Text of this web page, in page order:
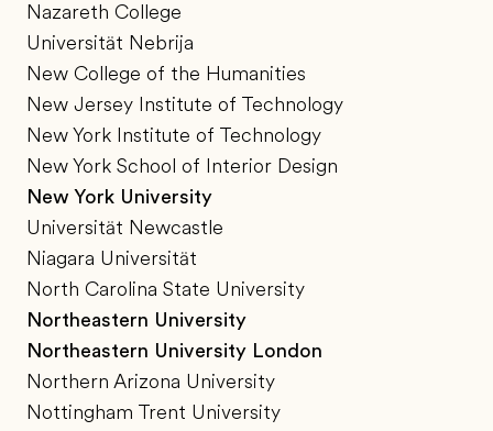
Nazareth College
Universität Nebrija
New College of the Humanities
New Jersey Institute of Technology
New York Institute of Technology
New York School of Interior Design
New York University
Universität Newcastle
Niagara Universität
North Carolina State University
Northeastern University
Northeastern University London
Northern Arizona University
Nottingham Trent University